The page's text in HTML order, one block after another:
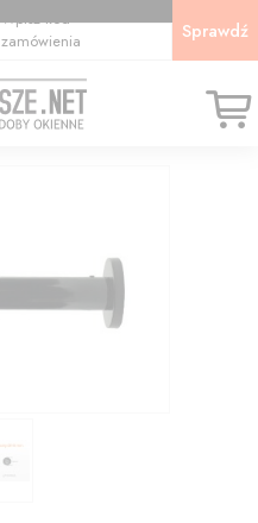
Wpisz kod
zamówienia
Sprawdź